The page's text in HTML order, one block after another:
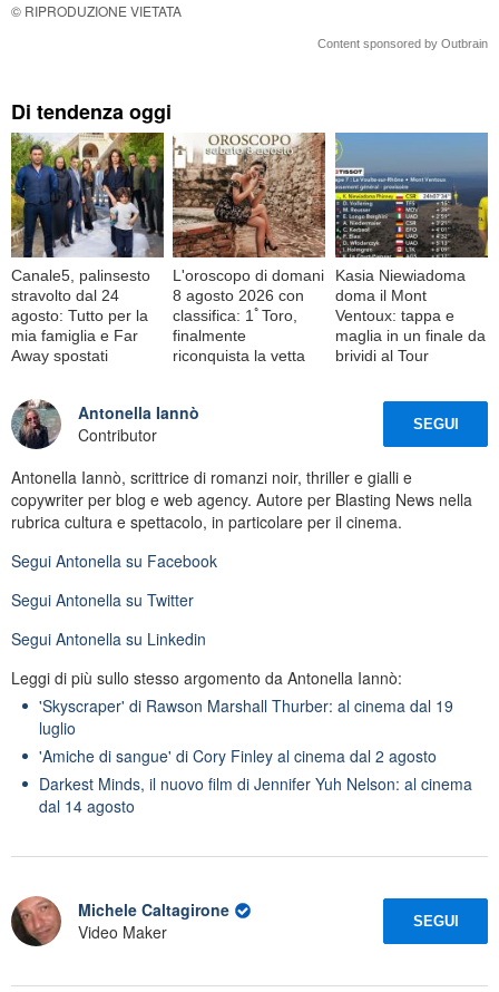
© RIPRODUZIONE VIETATA
Content sponsored by Outbrain
Di tendenza oggi
Canale5, palinsesto
stravolto dal 24
agosto: Tutto per la
mia famiglia e Far
Away spostati
L'oroscopo di domani
8 agosto 2026 con
classifica: 1ﾟToro,
finalmente
riconquista la vetta
Kasia Niewiadoma
doma il Mont
Ventoux: tappa e
maglia in un finale da
brividi al Tour
Antonella Iannò
Contributor
SEGUI
Antonella Iannò, scrittrice di romanzi noir, thriller e gialli e
copywriter per blog e web agency. Autore per Blasting News nella
rubrica cultura e spettacolo, in particolare per il cinema.
Segui Antonella su Facebook
Segui Antonella su Twitter
Segui Antonella su Linkedin
Leggi di più sullo stesso argomento da Antonella Iannò:
'Skyscraper' di Rawson Marshall Thurber: al cinema dal 19
luglio
'Amiche di sangue' di Cory Finley al cinema dal 2 agosto
Darkest Minds, il nuovo film di Jennifer Yuh Nelson: al cinema
dal 14 agosto
Michele Caltagirone
Video Maker
SEGUI